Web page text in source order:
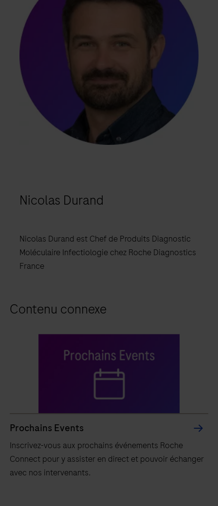
Nicolas Durand
Nicolas Durand est Chef de Produits Diagnostic
Moléculaire Infectiologie chez Roche Diagnostics
France
Contenu connexe
Prochains Events
Inscrivez-vous aux prochains événements Roche
Connect pour y assister en direct et pouvoir échanger
avec nos intervenants.